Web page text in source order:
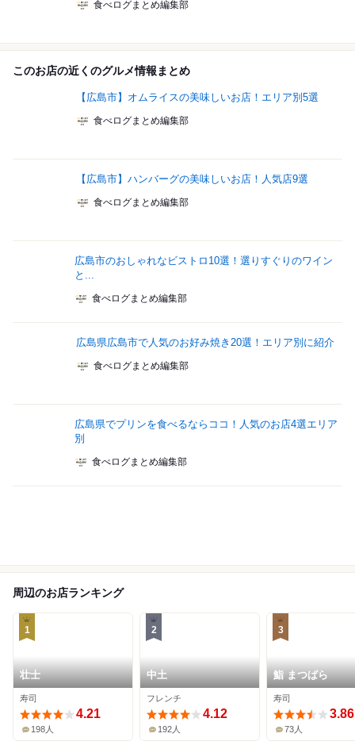
食べログまとめ編集部
このお店の近くのグルメ情報まとめ
【広島市】オムライスの美味しいお店！エリア別5選
食べログまとめ編集部
【広島市】ハンバーグの美味しいお店！人気店9選
食べログまとめ編集部
広島市のおしゃれなビストロ10選！選りすぐりのワイン
と...
食べログまとめ編集部
広島県広島市で人気のお好み焼き20選！エリア別に紹介
食べログまとめ編集部
広島県でプリンを食べるならココ！人気のお店4選エリア
別
食べログまとめ編集部
周辺のお店ランキング
1
壮士
寿司
4.21
198人
2
中土
フレンチ
4.12
192人
3
鮨 まつばら
寿司
3.86
73人